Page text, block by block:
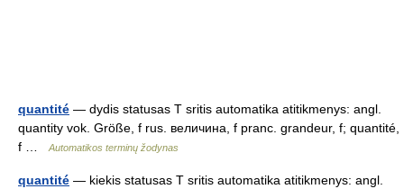
quantité — dydis statusas T sritis automatika atitikmenys: angl.
quantity vok. Größe, f rus. величина, f pranc. grandeur, f; quantité,
f …
Automatikos terminų žodynas
quantité — kiekis statusas T sritis automatika atitikmenys: angl.